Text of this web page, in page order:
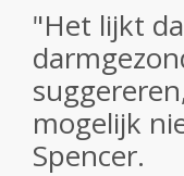
"Het lijkt
mogelijk
Spencer.